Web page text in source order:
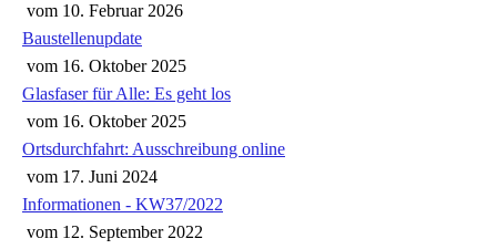
vom 10. Februar 2026
Baustellenupdate
vom 16. Oktober 2025
Glasfaser für Alle: Es geht los
vom 16. Oktober 2025
Ortsdurchfahrt: Ausschreibung online
vom 17. Juni 2024
Informationen - KW37/2022
vom 12. September 2022